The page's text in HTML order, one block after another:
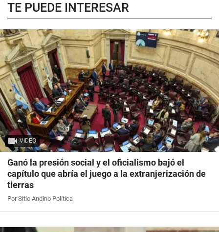
TE PUEDE INTERESAR
VIDEO
Ganó la presión social y el oficialismo bajó el
capítulo que abría el juego a la extranjerización de
tierras
Por Sitio Andino Política